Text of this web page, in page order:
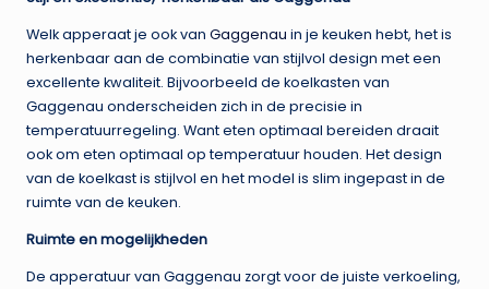
Welk apperaat je ook van Gaggenau in je keuken hebt, het is
herkenbaar aan de combinatie van stijlvol design met een
excellente kwaliteit. Bijvoorbeeld de koelkasten van
Gaggenau onderscheiden zich in de precisie in
temperatuurregeling. Want eten optimaal bereiden draait
ook om eten optimaal op temperatuur houden. Het design
van de koelkast is stijlvol en het model is slim ingepast in de
ruimte van de keuken.
Ruimte en mogelijkheden
De apperatuur van Gaggenau zorgt voor de juiste verkoeling,